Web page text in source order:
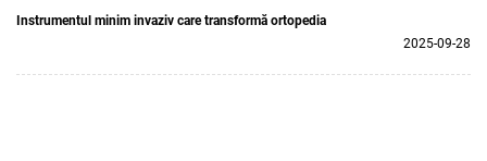
Instrumentul minim invaziv care transformă ortopedia
2025-09-28